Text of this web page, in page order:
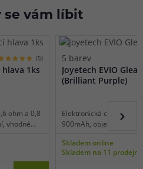
se vám líbit
(5)
hlava 1ks
ohm a 0,8
vhodné
5 barev
Joyetech EVIO
(Brilliant Purple)
Elektronická cigareta -
900mAh, objem 2ml,
inteligentní detekce
doplňování, řada
Skladem online
Skladem na 11